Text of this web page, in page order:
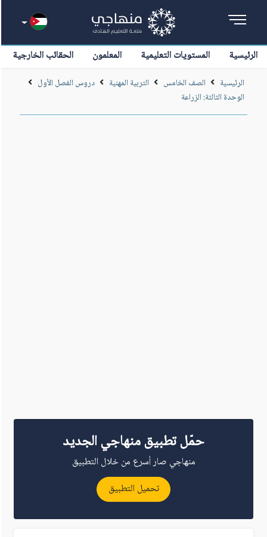
الرئيسية المستويات التعليمية المعلمون الحقائب الخارجية
الرئيسية الصف الخامس التربية المهنية
دروس الفصل الأول
الوحدة الثالثة: الزراعة
حمّل تطبيق منهاجي الجديد
منهاجي صار أسرع من خلال التطبيق
تحميل التطبيق